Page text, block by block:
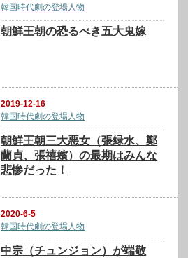
韓国時代劇の登場人物
朝鮮王朝の恐るべき五大鬼嫁
2019-12-16
韓国時代劇の登場人物
朝鮮王朝三大悪女（張緑水、鄭
蘭貞、張禧嬪）の最期はみんな
悲惨だった！
2020-6-5
韓国時代劇の登場人物
中宗（チュンジョン）が端敬